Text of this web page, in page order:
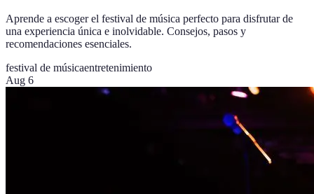
Aprende a escoger el festival de música perfecto para disfrutar de
una experiencia única e inolvidable. Consejos, pasos y
recomendaciones esenciales.
festival de músicaentretenimiento
Aug 6